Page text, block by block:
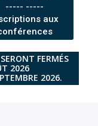
----- -----
aux
FERMÉS
2026
2026.